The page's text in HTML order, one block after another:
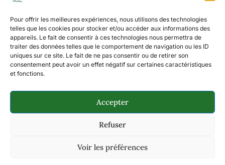
Pour offrir les meilleures expériences, nous utilisons des technologies
telles que les cookies pour stocker et/ou accéder aux informations des
appareils. Le fait de consentir à ces technologies nous permettra de
traiter des données telles que le comportement de navigation ou les ID
uniques sur ce site. Le fait de ne pas consentir ou de retirer son
consentement peut avoir un effet négatif sur certaines caractéristiques
et fonctions.
Accepter
Refuser
Voir les préférences
Coordonnées
Tel: 03.21.09.02.52
contact@pf-resibeau.fr